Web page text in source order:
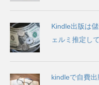
Kindle出版は
ェルミ推定し
kindleで自費